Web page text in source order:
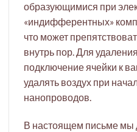
образующимися при
«индифферентных»
что может
внутрь пор. Для
подключение ячейки к
удалять воздух при
нанопроводов.
В настоящем письме мы